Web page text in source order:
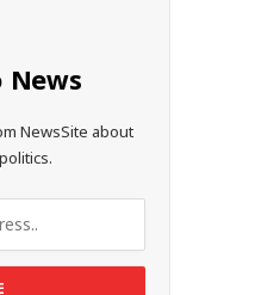
NewsSite about